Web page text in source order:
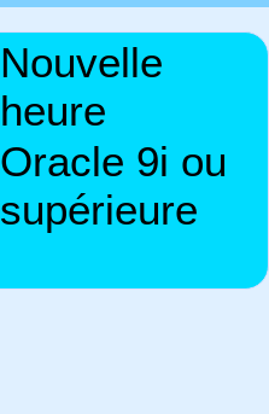
Nouvelle
heure
Oracle 9i ou
supérieure